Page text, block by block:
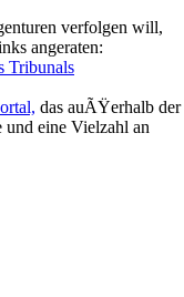
verfolgen will,
angeraten:
Tribunals
das auÃŸerhalb der
eine Vielzahl an